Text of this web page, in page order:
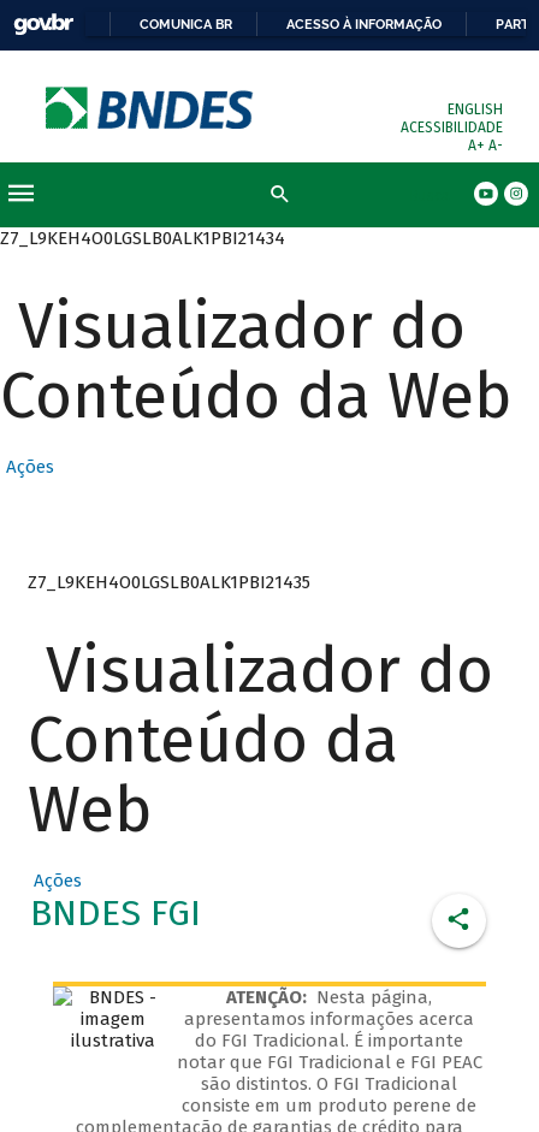
COMUNICA BR ACESSO À INFORMAÇÃO
ENGLISH
ACESSIBILIDADE
A+ A-
Z7_L9KEH4O0LGSLB0ALK1PBI21434
Visualizador do
Conteúdo da Web
Ações
Z7_L9KEH4O0LGSLB0ALK1PBI21435
Visualizador do
Conteúdo da
Web
Ações
BNDES FGI
ATENÇÃO: Nesta página,
apresentamos informações acerca
do FGI Tradicional. É importante
notar que FGI Tradicional e FGI PEAC
são distintos. O FGI Tradicional
consiste em um produto perene de